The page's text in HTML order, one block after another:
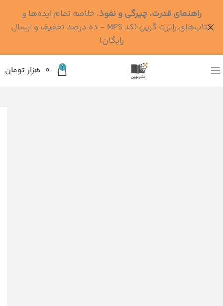
0 ۰ هزار تومان
راهنمای قدرت، چیرگی و نفوذ، خلاصه تمام ایده‌ها و
کتاب‌های رابرت گرین (کد MPS - ده درصد تخفیف و ارسال
رایگان)